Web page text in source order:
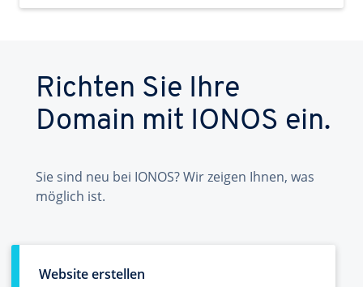
Richten Sie Ihre
Domain mit IONOS ein.
Sie sind neu bei IONOS? Wir zeigen Ihnen, was
möglich ist.
Website erstellen